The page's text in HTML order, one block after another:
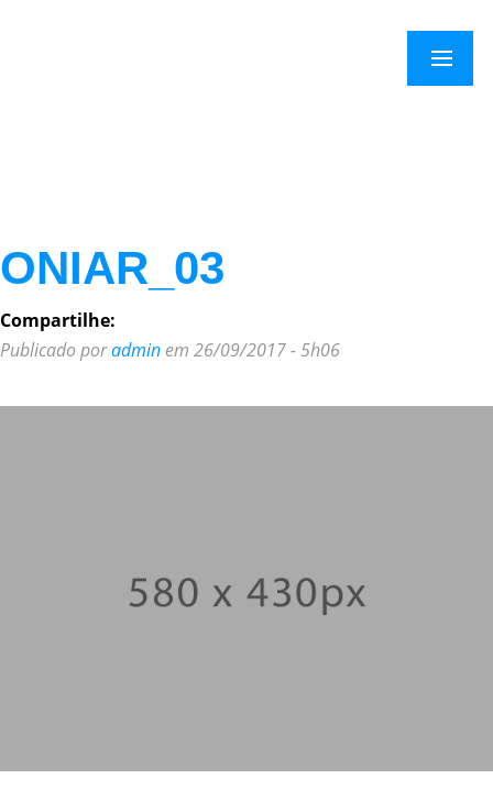
×
Menu
ONIAR_03
Compartilhe:
Publicado poradmin em 26/09/2017 - 5h06